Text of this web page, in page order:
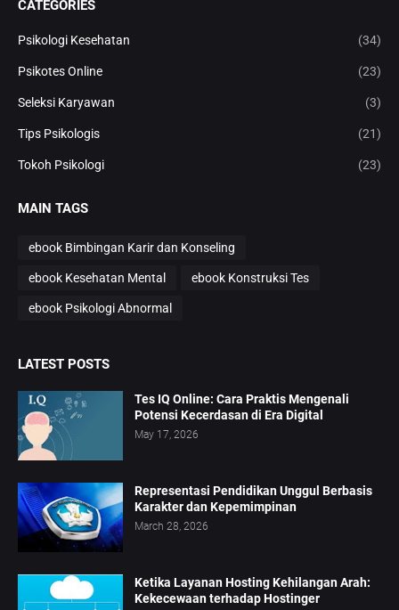
CATEGORIES
Psikologi Kesehatan (34)
Psikotes Online (23)
Seleksi Karyawan (3)
Tips Psikologis (21)
Tokoh Psikologi (23)
MAIN TAGS
ebook Bimbingan Karir dan Konseling
ebook Kesehatan Mental ebook Konstruksi Tes
ebook Psikologi Abnormal
LATEST POSTS
Tes IQ Online: Cara Praktis Mengenali
Potensi Kecerdasan di Era Digital
May 17, 2026
Representasi Pendidikan Unggul Berbasis
Karakter dan Kepemimpinan
March 28, 2026
Ketika Layanan Hosting Kehilangan Arah:
Kekecewaan terhadap Hostinger